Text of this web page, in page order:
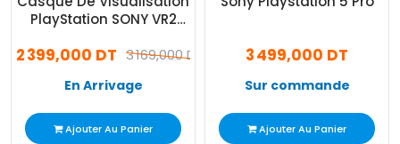
PlayStation SONY VR2
3 169,000 DT
2 399,000 DT
En Arrivage
Ajouter Au Panier
3 499,000 DT
Sur commande
Ajouter Au Panier